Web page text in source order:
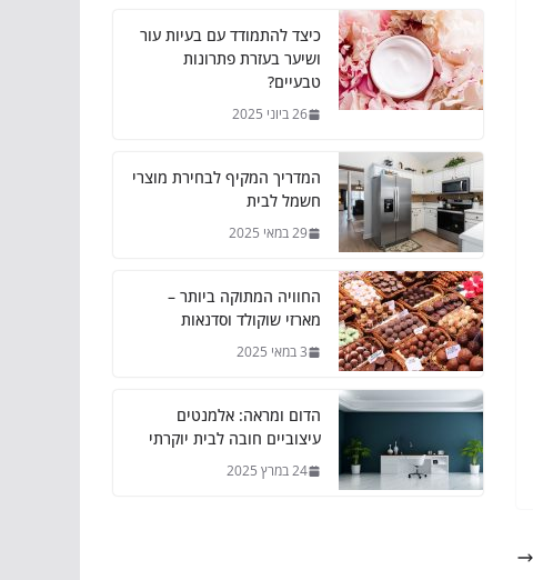
כיצד להתמודד עם בעיות עור
ושיער בעזרת פתרונות
טבעיים?
26 ביוני 2025
המדריך המקיף לבחירת מוצרי
חשמל לבית
29 במאי 2025
החוויה המתוקה ביותר –
מארזי שוקולד וסדנאות
3 במאי 2025
הדום ומראה: אלמנטים
עיצוביים חובה לבית יוקרתי
24 במרץ 2025